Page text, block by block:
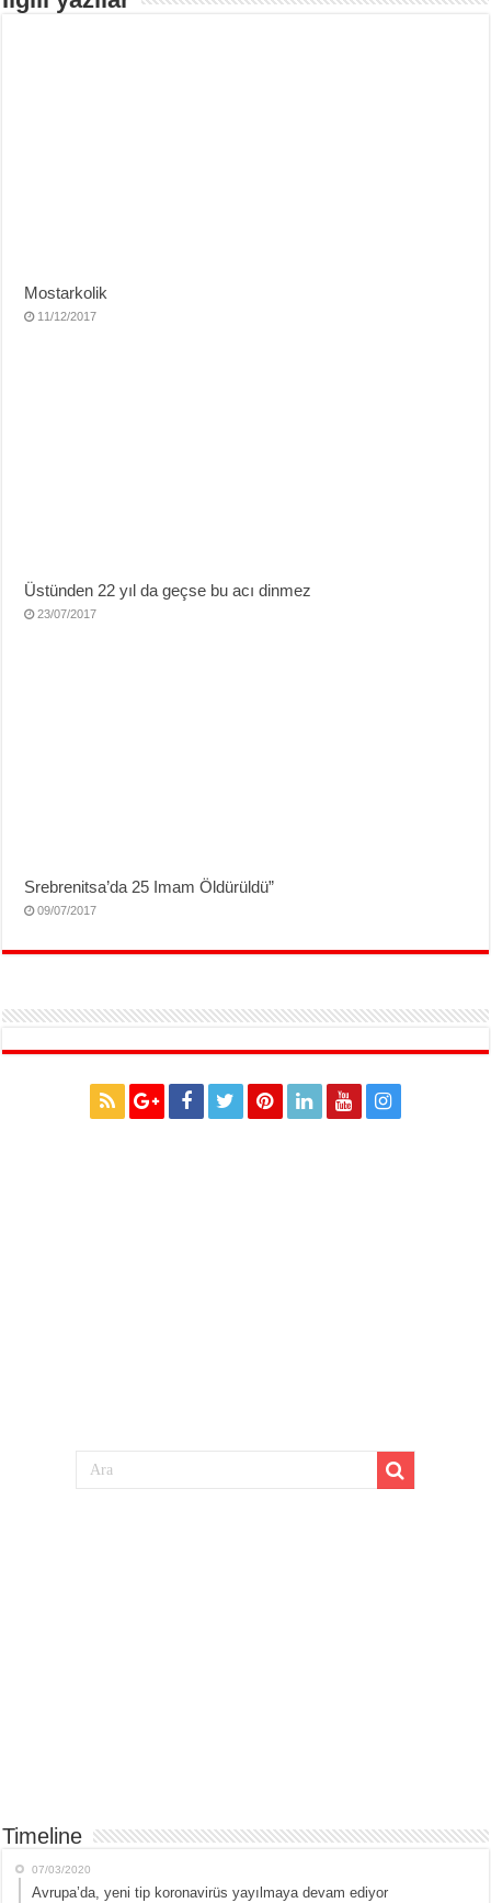
Mostarkolik
11/12/2017
Üstünden 22 yıl da geçse bu acı dinmez
23/07/2017
Srebrenitsa’da 25 Imam Öldürüldü”
09/07/2017
Timeline
07/03/2020
Avrupa’da, yeni tip koronavirüs yayılmaya devam ediyor